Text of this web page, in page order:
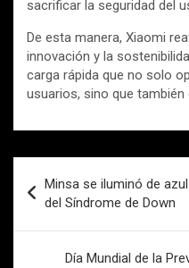
sacrificar la seguridad del
De esta manera, Xiaomi
innovación y la
carga rápida que no solo
usuarios, sino que
de
entradas
Minsa se iluminó de
del Síndrome de Down
Día Mundial de la